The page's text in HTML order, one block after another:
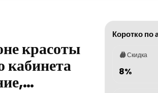
красоты
кабинета
Коротко по
Скидка
8%